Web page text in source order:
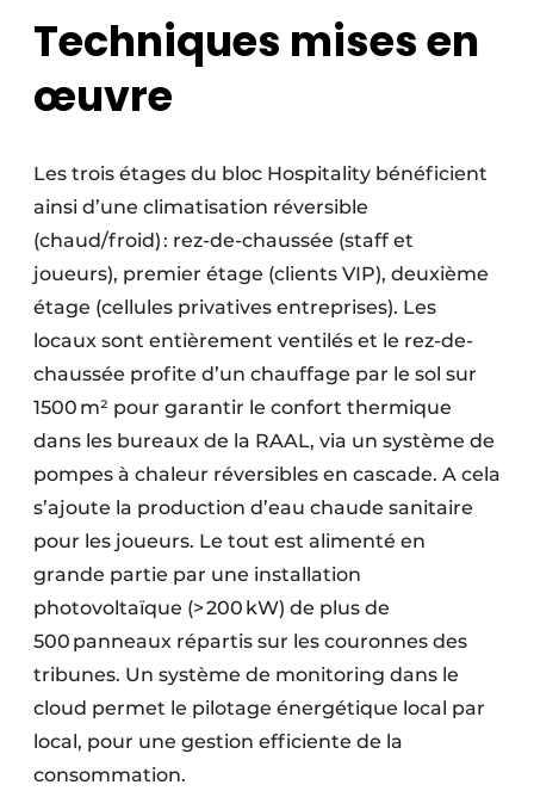
Techniques mises en
œuvre
Les trois étages du bloc Hospitality bénéficient
ainsi d’une climatisation réversible
(chaud/froid) : rez-de-chaussée (staff et
joueurs), premier étage (clients VIP), deuxième
étage (cellules privatives entreprises). Les
locaux sont entièrement ventilés et le rez-de-
chaussée profite d’un chauffage par le sol sur
1500 m² pour garantir le confort thermique
dans les bureaux de la RAAL, via un système de
pompes à chaleur réversibles en cascade. A cela
s’ajoute la production d’eau chaude sanitaire
pour les joueurs. Le tout est alimenté en
grande partie par une installation
photovoltaïque (> 200 kW) de plus de
500 panneaux répartis sur les couronnes des
tribunes. Un système de monitoring dans le
cloud permet le pilotage énergétique local par
local, pour une gestion efficiente de la
consommation.